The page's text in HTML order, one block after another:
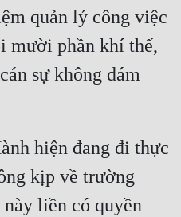
quản lý công việc
mười phần khí thế,
sự không dám
hiện đang đi thực
kịp về trường
liền có quyền